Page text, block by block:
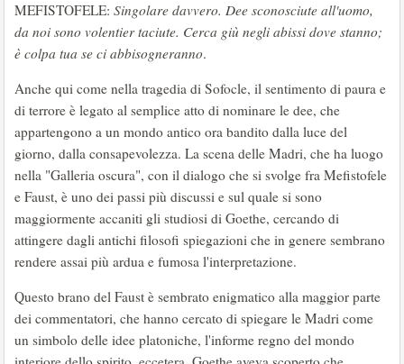
MEFISTOFELE: Singolare davvero. Dee sconosciute all'uomo,
da noi sono volentier taciute. Cerca giù negli abissi dove stanno;
è colpa tua se ci abbisogneranno.
Anche qui come nella tragedia di Sofocle, il sentimento di paura e
di terrore è legato al semplice atto di nominare le dee, che
appartengono a un mondo antico ora bandito dalla luce del
giorno, dalla consapevolezza. La scena delle Madri, che ha luogo
nella "Galleria oscura", con il dialogo che si svolge fra Mefistofele
e Faust, è uno dei passi più discussi e sul quale si sono
maggiormente accaniti gli studiosi di Goethe, cercando di
attingere dagli antichi filosofi spiegazioni che in genere sembrano
rendere assai più ardua e fumosa l'interpretazione.
Questo brano del Faust è sembrato enigmatico alla maggior parte
dei commentatori, che hanno cercato di spiegare le Madri come
un simbolo delle idee platoniche, l'informe regno del mondo